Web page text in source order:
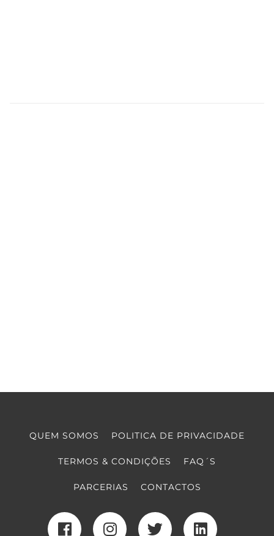
QUEM SOMOS POLITICA DE PRIVACIDADE
TERMOS & CONDIÇÕES FAQ´S
PARCERIAS CONTACTOS